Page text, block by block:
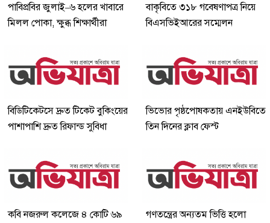
পাবিপ্রবির জুলাই–৬ হলের খাবারে
মিলল পোকা, ক্ষুব্ধ শিক্ষার্থীরা
বাকৃবিতে ৩১৮ গবেষণাপত্র নিয়ে
বিএসভিইআরের সম্মেলন
বিডিটিকেটসে দ্রুত টিকেট বুকিংয়ের
পাশাপাশি দ্রুত রিফান্ড সুবিধা
ভিভোর পৃষ্ঠপোষকতায় এনইউবিতে
তিন দিনের ক্লাব ফেস্ট
কবি নজরুল কলেজে ৪ কোটি ৬৯
গণতন্ত্রের অন্যতম ভিত্তি হলো